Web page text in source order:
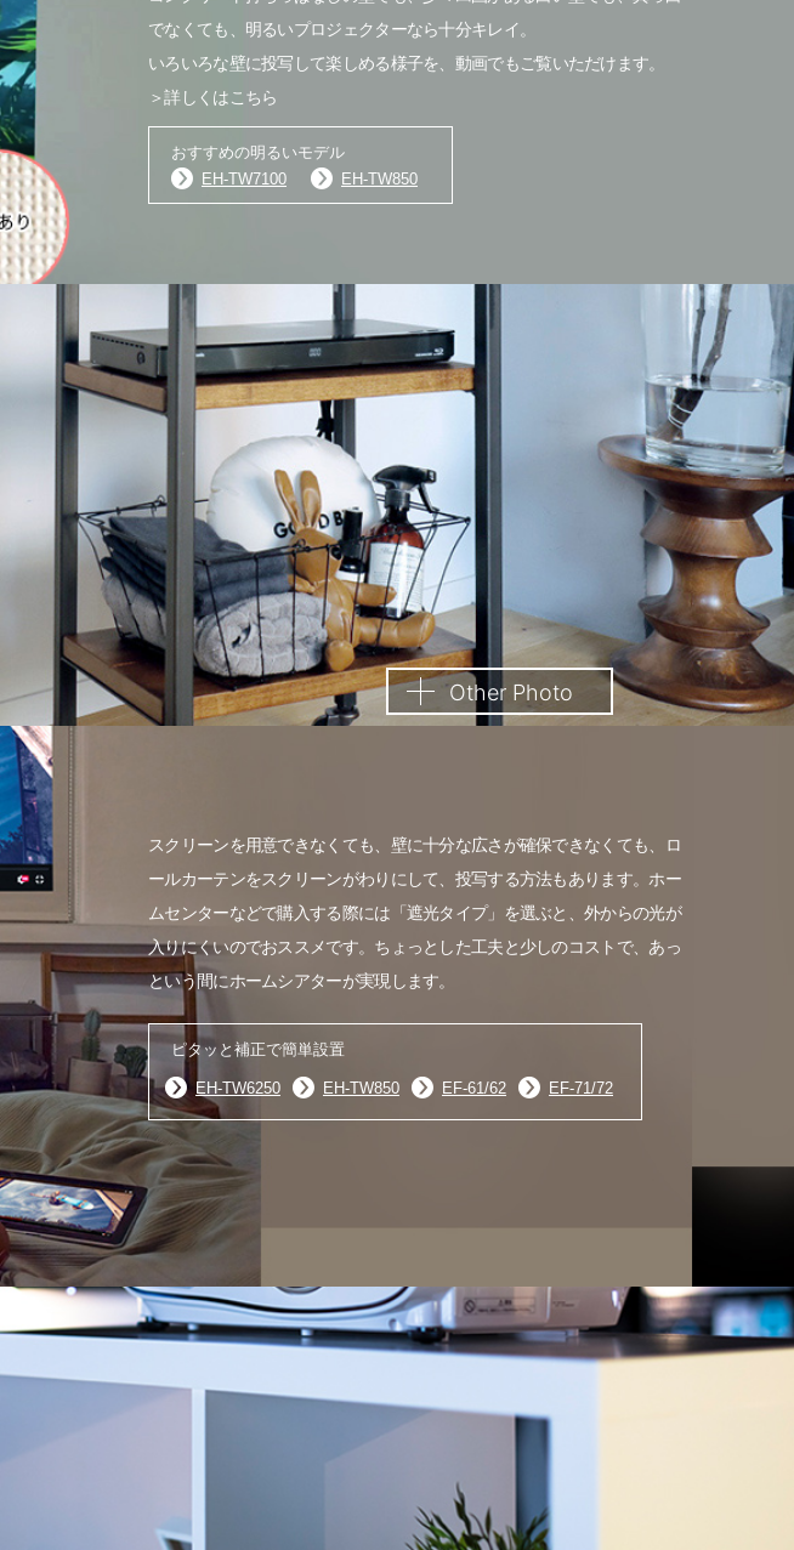
でなくても、明るいプロジェクターなら十分キレイ。
いろいろな壁に投写して楽しめる様子を、 動画でもご覧いただけます。
＞詳しくはこちら
おすすめの明るいモデル
EH-TW7100
EH-TW850
Other Photo
スクリーンを用意できなくても、壁に十分な広さが確保できなくても、ロ
ールカーテンをスクリーンがわりにして、投写する方法もあります。ホー
ムセンターなどで購入する際には「遮光タイプ」を選ぶと、外からの光が
入りにくいのでおススメです。ちょっとした工夫と少しのコストで、あっ
という間にホームシアターが実現します。
ピタッと補正で簡単設置
EH-TW6250 EH-TW850 EF-61/62 EF-71/72